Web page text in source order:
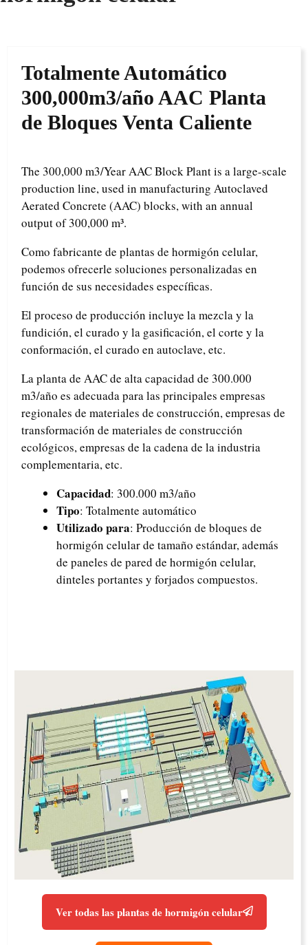
Totalmente Automático
300,000m3/año AAC Planta
de Bloques Venta Caliente
The 300,000 m3/Year AAC Block Plant is a large-scale
production line, used in manufacturing Autoclaved
Aerated Concrete (AAC) blocks, with an annual
output of 300,000 m³.
Como fabricante de plantas de hormigón celular,
podemos ofrecerle soluciones personalizadas en
función de sus necesidades específicas.
El proceso de producción incluye la mezcla y la
fundición, el curado y la gasificación, el corte y la
conformación, el curado en autoclave, etc.
La planta de AAC de alta capacidad de 300.000
m3/año es adecuada para las principales empresas
regionales de materiales de construcción, empresas de
transformación de materiales de construcción
ecológicos, empresas de la cadena de la industria
complementaria, etc.
Capacidad: 300.000 m3/año
Tipo: Totalmente automático
Utilizado para: Producción de bloques de
hormigón celular de tamaño estándar, además
de paneles de pared de hormigón celular,
dinteles portantes y forjados compuestos.
Ver todas las plantas de hormigón celular